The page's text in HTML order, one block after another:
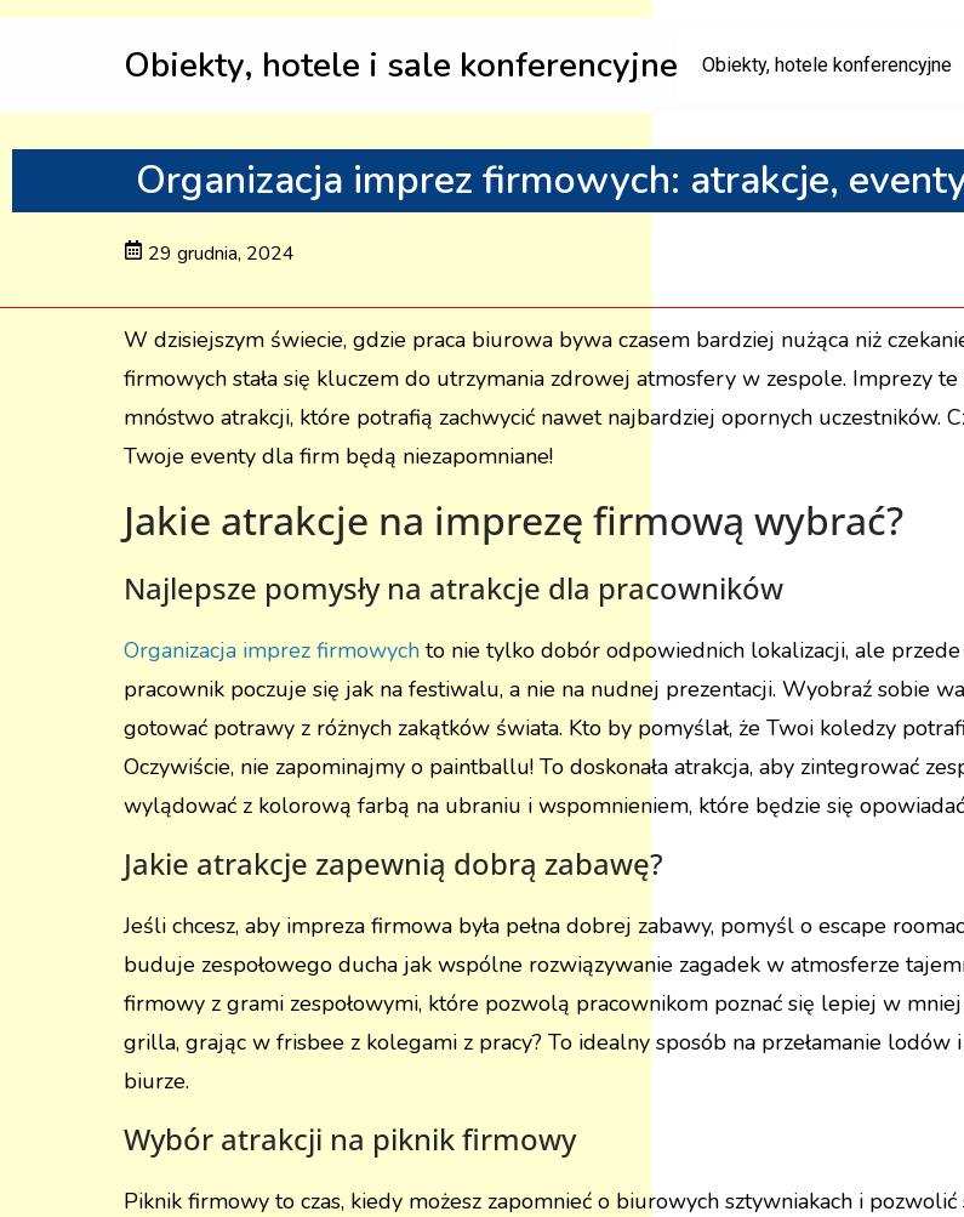
Obiekty, hotele i sale konferencyjne Obiekty, hotele konferencyjne
Organizacja imprez firmowych: atrakcje,
29 grudnia, 2024
W dzisiejszym świecie, gdzie praca biurowa bywa czasem bardziej nużąca niż
firmowych stała się kluczem do utrzymania zdrowej atmosfery w zespole. Imprezy
mnóstwo atrakcji, które potrafią zachwycić nawet najbardziej opornych uczestników.
Twoje eventy dla firm będą niezapomniane!
Jakie atrakcje na imprezę firmową wybrać?
Najlepsze pomysły na atrakcje dla pracowników
Organizacja imprez firmowych to nie tylko dobór odpowiednich lokalizacji, ale
pracownik poczuje się jak na festiwalu, a nie na nudnej prezentacji. Wyobraź sobie
gotować potrawy z różnych zakątków świata. Kto by pomyślał, że Twoi koledzy
Oczywiście, nie zapominajmy o paintballu! To doskonała atrakcja, aby zintegrować
wylądować z kolorową farbą na ubraniu i wspomnieniem, które będzie się
Jakie atrakcje zapewnią dobrą zabawę?
Jeśli chcesz, aby impreza firmowa była pełna dobrej zabawy, pomyśl o escape
buduje zespołowego ducha jak wspólne rozwiązywanie zagadek w atmosferze
firmowy z grami zespołowymi, które pozwolą pracownikom poznać się lepiej w
grilla, grając w frisbee z kolegami z pracy? To idealny sposób na przełamanie
biurze.
Wybór atrakcji na piknik firmowy
Piknik firmowy to czas, kiedy możesz zapomnieć o biurowych sztywniakach i